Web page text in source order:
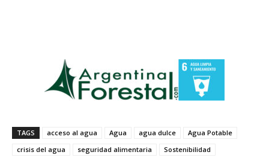
TAGS acceso al agua Agua agua dulce
Agua Potable
crisis del agua
seguridad alimentaria Sostenibilidad